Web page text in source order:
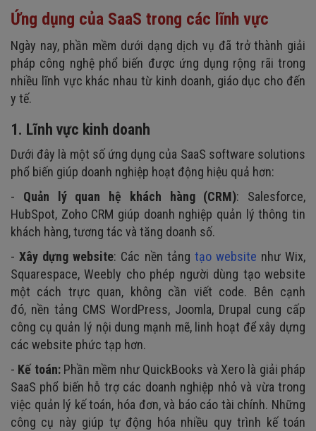
Ứng dụng của SaaS trong các lĩnh vực
Ngày nay, phần mềm dưới dạng dịch vụ đã trở thành giải
pháp công nghệ phổ biến được ứng dụng rộng rãi trong
nhiều lĩnh vực khác nhau từ kinh doanh, giáo dục cho đến
y tế.
1. Lĩnh vực kinh doanh
Dưới đây là một số ứng dụng của SaaS software solutions
phổ biến giúp doanh nghiệp hoạt động hiệu quả hơn:
- Quản lý quan hệ khách hàng (CRM): Salesforce,
HubSpot, Zoho CRM giúp doanh nghiệp quản lý thông tin
khách hàng, tương tác và tăng doanh số.
-Xây dựng website: Các nền tảng tạo website như Wix,
Squarespace, Weebly cho phép người dùng tạo website
một cách trực quan, không cần viết code. Bên cạnh
đó, nền tảng CMS WordPress, Joomla, Drupal cung cấp
công cụ quản lý nội dung mạnh mẽ, linh hoạt để xây dựng
các website phức tạp hơn.
- Kế toán:Phần mềm như QuickBooks và Xero là giải pháp
SaaS phổ biến hỗ trợ các doanh nghiệp nhỏ và vừa trong
việc quản lý kế toán, hóa đơn, và báo cáo tài chính. Những
công cụ này giúp tự động hóa nhiều quy trình kế toán